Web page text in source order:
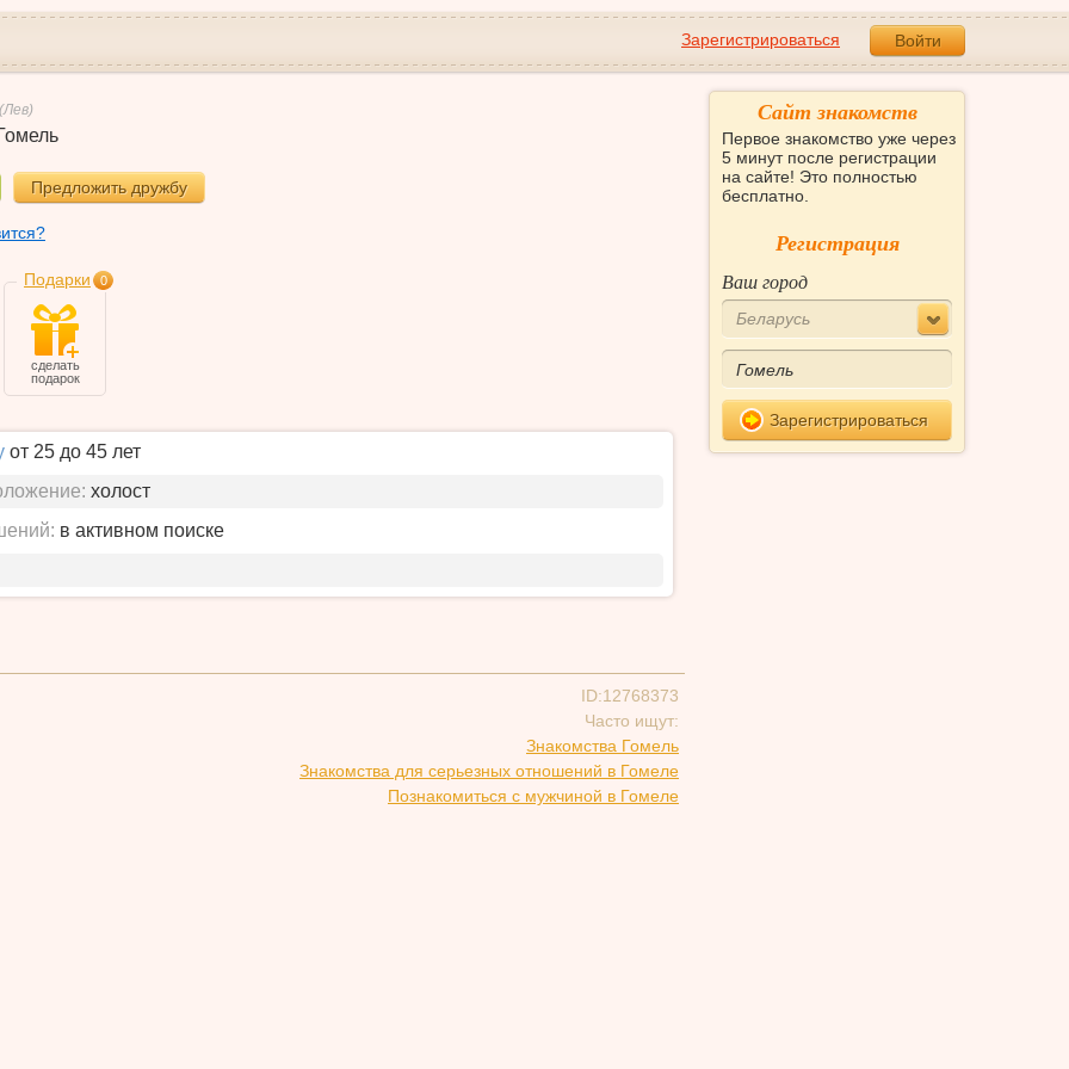
Зарегистрироваться Войти
(Лев)
Предложить дружбу
Подарки 0
сделать
подарок
от 25 до 45 лет
холост
в активном поиске
ID:12768373
Часто ищут:
Знакомства Гомель
Знакомства для серьезных отношений в Гомеле
Познакомиться с мужчиной в Гомеле
Сайт знакомств
Первое знакомство уже через
5 минут после регистрации
на сайте! Это полностью
бесплатно.
Регистрация
Ваш город
Беларусь
Зарегистрироваться